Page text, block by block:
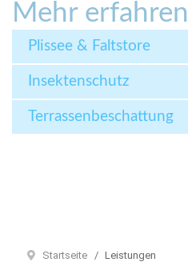
Mehr erfahren
Plissee & Faltstore
Insektenschutz
Terrassenbeschattung
Startseite Leistungen